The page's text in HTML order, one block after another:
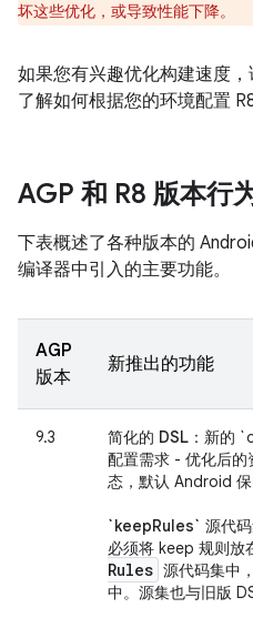
坏这些优化，或导致性能下降。
如果您有兴趣优化构建速度，
了解如何根据您的环境配置 R8
AGP 和 R8 版本行
下表概述了各种版本的
编译器中引入的主要功能。
AGP
版本
新推出的功能
9.3 简化的 DSL ：新的
配置需求 - 优化后的
态，默认 Android 保
`keepRules` 源代
必须将 keep 规则放
Rules 源代码集中
中。源集也与旧版